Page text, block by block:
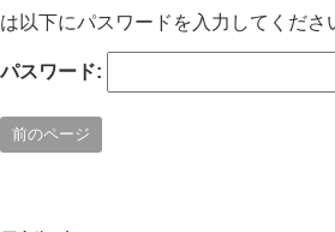
は以下にパスワードを入力してくださ
パスワード:
前のページ